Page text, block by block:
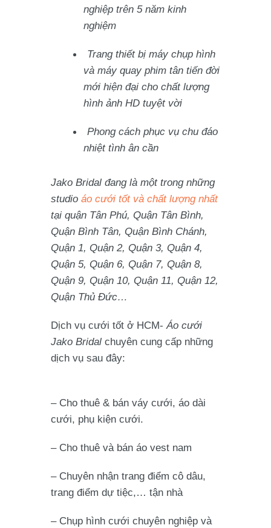
nghiệp trên 5 năm kinh
nghiệm
Trang thiết bị máy chụp hình
và máy quay phim tân tiến đời
mới hiện đại cho chất lượng
hình ảnh HD tuyệt vời
Phong cách phục vụ chu đáo
nhiệt tình ân cần
Jako Bridal đang là một trong những
studio áo cưới tốt và chất lượng nhất
tại quận Tân Phú, Quận Tân Bình,
Quận Bình Tân, Quận Bình Chánh,
Quận 1, Quận 2, Quận 3, Quận 4,
Quận 5, Quận 6, Quận 7, Quận 8,
Quận 9, Quận 10, Quận 11, Quận 12,
Quận Thủ Đức…
Dịch vụ cưới tốt ở HCM-Áo cưới
Jako Bridal chuyên cung cấp những
dịch vụ sau đây:
– Cho thuê & bán váy cưới, áo dài
cưới, phụ kiện cưới.
– Cho thuê và bán áo vest nam
– Chuyên nhận trang điểm cô dâu,
trang điểm dự tiệc,… tận nhà
– Chụp hình cưới chuyên nghiệp và